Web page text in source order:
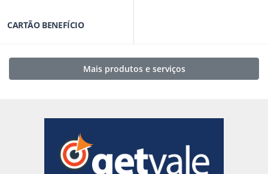
CARTÃO BENEFÍCIO
Mais produtos e serviços